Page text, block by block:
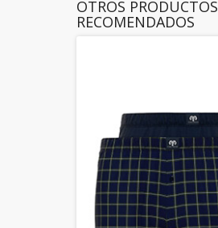
OTROS PRODUCTOS
RECOMENDADOS